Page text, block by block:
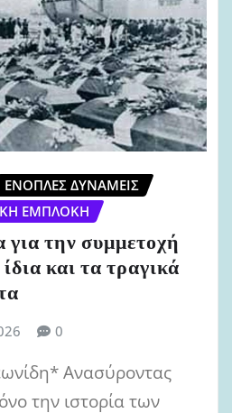
ΈΝΟΠΛΕΣ ΔΥΝΆΜΕΙΣ
ΕΜΠΛΟΚΉ
την συμμετοχή
και τα τραγικά
0
Ανασύροντας
την ιστορία των